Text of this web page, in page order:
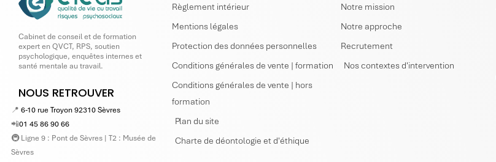
Cabinet de conseil et de formation
expert en QVCT, RPS, soutien
psychologique, enquêtes internes et
santé mentale au travail.
NOUS RETROUVER
📍 6-10 rue Troyon 92310 Sèvres
📲01 45 86 90 66
🚇 Ligne 9 : Pont de Sèvres | T2 : Musée de
Sèvres
Règlement intérieur
Mentions légales
Protection des données personnelles
Conditions générales de vente | formation
Conditions générales de vente | hors
formation
Plan du site
Charte de déontologie et d'éthique
Notre mission
Notre approche
Recrutement
Nos contextes d'intervention